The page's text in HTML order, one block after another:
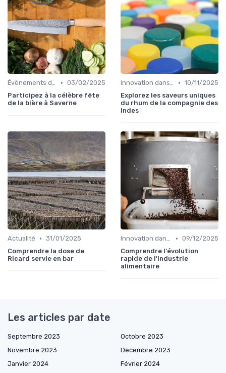
Évènements dans la food • 03/02/2025
Participez à la célèbre fête
de la bière à Saverne
Innovation dans la food • 10/11/2025
Explorez les saveurs uniques
du rhum de la compagnie des
Indes
Actualité • 31/01/2025
Comprendre la dose de
Ricard servie en bar
Innovation dans la food • 09/12/2025
Comprendre l'évolution
rapide de l'industrie
alimentaire
Les articles par date
Septembre 2023
Octobre 2023
Novembre 2023
Décembre 2023
Janvier 2024
Février 2024